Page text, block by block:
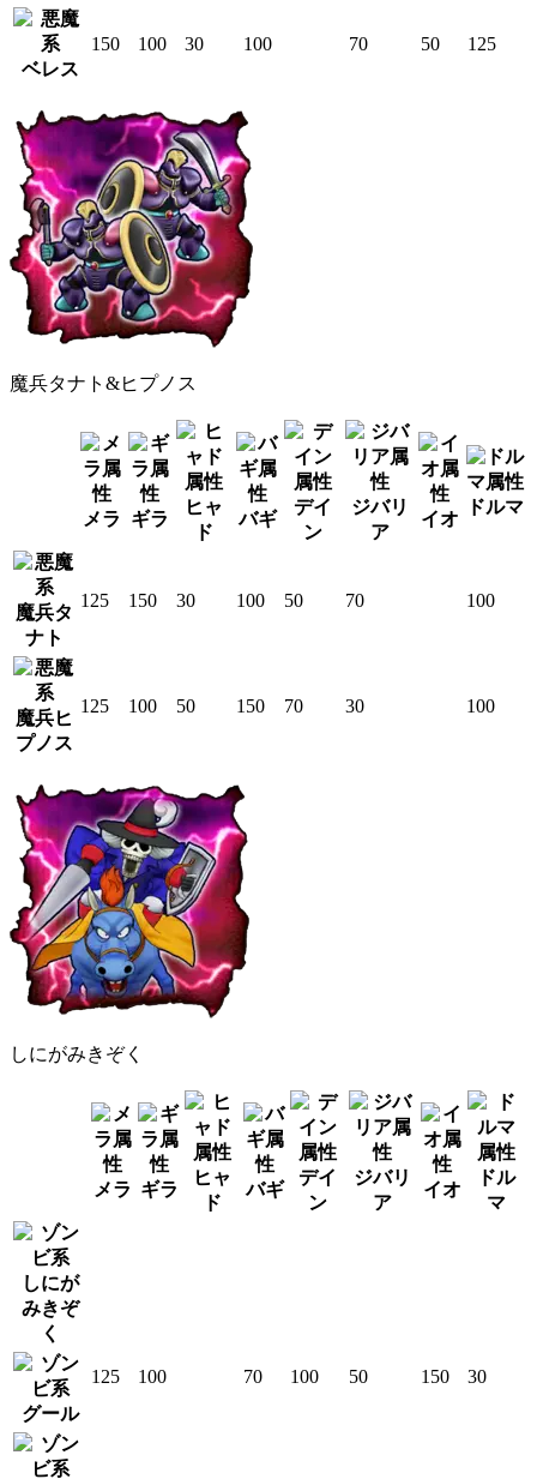
ベレス
150 100 30 100 70 50 125
魔兵タナト&ヒプノス
メラ ギラ
ヒャ
ド
バギ
デイ
ン
ジバリ
ア
イオ
ドルマ
魔兵タ
ナト
125 150 30 100 50 70 100
魔兵ヒ
プノス
125 100 50 150 70 30 100
しにがみきぞく
メラ ギラ
ヒャ
ド
バギ
デイ
ン
ジバリ
ア
イオ
ドル
マ
しにが
みきぞ
く
125 100 70 100 50 150
30
グール